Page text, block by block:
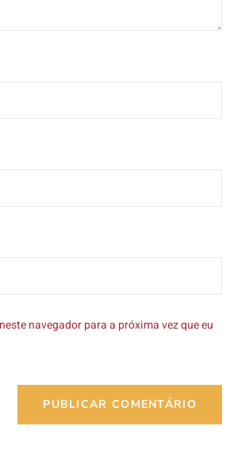
navegador para a próxima vez que eu